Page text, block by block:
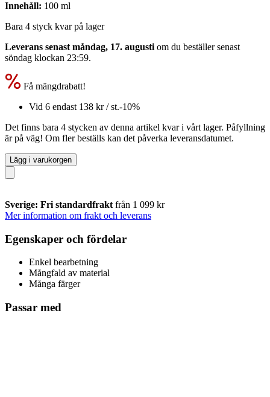
Innehåll: 100 ml
Bara 4 styck kvar på lager
Leverans senast måndag, 17. augusti om du beställer senast
söndag klockan 23:59.
Få mängdrabatt!
Vid 6 endast 138 kr/ st.-10%
Det finns bara 4 stycken av denna artikel kvar i vårt lager. Påfyllning
är på väg! Om fler beställs kan det påverka leveransdatumet.
Lägg i varukorgen
Sverige: Fri standardfrakt från 1 099 kr
Mer information om frakt och leverans
Egenskaper och fördelar
Enkel bearbetning
Mångfald av material
Många färger
Passar med